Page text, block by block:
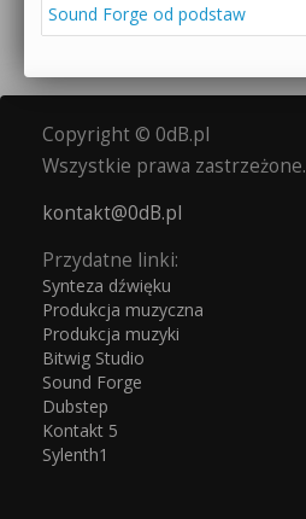
Sound Forge od podstaw
Copyright © 0dB.pl
Wszystkie prawa zastrzeżone.
kontakt@0dB.pl
Przydatne linki:
Synteza dźwięku
Produkcja muzyczna
Produkcja muzyki
Bitwig Studio
Sound Forge
Dubstep
Kontakt 5
Sylenth1